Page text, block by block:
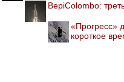
BepiColombo:
«Прогресс»
короткое